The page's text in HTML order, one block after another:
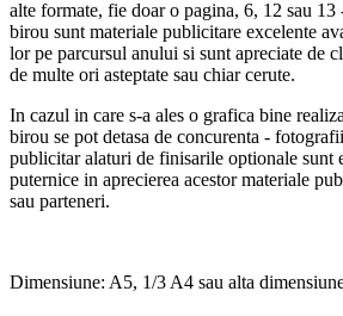
alte formate, fie doar o pagina, 6, 12 sau 13
birou sunt materiale publicitare excelente
lor pe parcursul anului si sunt apreciate de
de multe ori asteptate sau chiar cerute.
In cazul in care s-a ales o grafica bine
birou se pot detasa de concurenta -
publicitar alaturi de finisarile optionale sunt
puternice in aprecierea acestor materiale
sau parteneri.
Dimensiune: A5, 1/3 A4 sau alta